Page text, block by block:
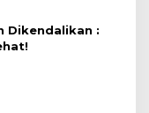
Dikendalikan :